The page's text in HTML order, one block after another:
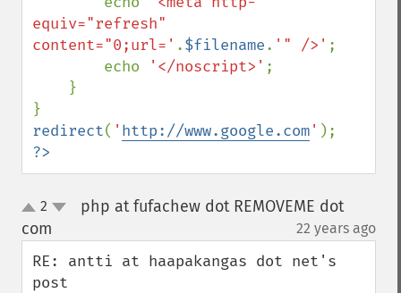
equiv="refresh"
content="0;url=' .$filename. '" />' ;
        echo
'</noscript>' ;
redirect( ' http://www.google.com'
?>
up2
php at fufachew dot REMOVEME dot
com
22 years ago
RE: antti at haapakangas dot net's
post